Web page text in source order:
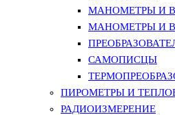
МАНОМЕТРЫ И
МАНОМЕТРЫ И
САМОПИСЦЫ
ПИРОМЕТРЫ И
РАДИОИЗМЕРЕНИЕ